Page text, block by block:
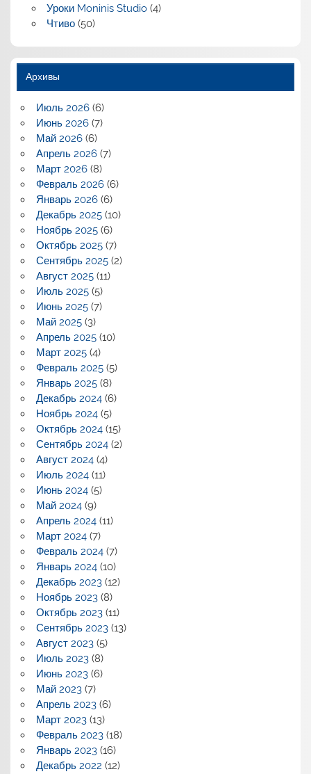
Уроки Moninis Studio(4)
Чтиво(50)
Архивы
Июль 2026(6)
Июнь 2026(7)
Май 2026(6)
Апрель 2026(7)
Март 2026(8)
Февраль 2026(6)
Январь 2026(6)
Декабрь 2025(10)
Ноябрь 2025(6)
Октябрь 2025(7)
Сентябрь 2025(2)
Август 2025(11)
Июль 2025(5)
Июнь 2025(7)
Май 2025(3)
Апрель 2025(10)
Март 2025(4)
Февраль 2025(5)
Январь 2025(8)
Декабрь 2024(6)
Ноябрь 2024(5)
Октябрь 2024(15)
Сентябрь 2024(2)
Август 2024(4)
Июль 2024(11)
Июнь 2024(5)
Май 2024(9)
Апрель 2024(11)
Март 2024(7)
Февраль 2024(7)
Январь 2024(10)
Декабрь 2023(12)
Ноябрь 2023(8)
Октябрь 2023(11)
Сентябрь 2023(13)
Август 2023(5)
Июль 2023(8)
Июнь 2023(6)
Май 2023(7)
Апрель 2023(6)
Март 2023(13)
Февраль 2023(18)
Январь 2023(16)
Декабрь 2022 (12)